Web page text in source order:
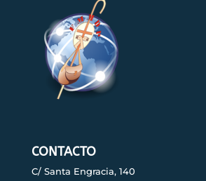
CONTACTO
C/ Santa Engracia, 140